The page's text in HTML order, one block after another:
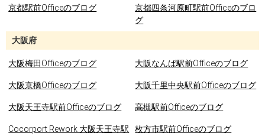
京都駅前Officeのブログ
京都四条河原町駅前Officeのブロ
グ
大阪府
大阪梅田Officeのブログ 大阪なんば駅前Officeのブログ
大阪京橋Officeのブログ 大阪千里中央駅前Officeのブログ
大阪天王寺駅前Officeのブログ 高槻駅前Officeのブログ
Cocorport Rework 大阪天王寺駅
枚方市駅前Officeのブログ